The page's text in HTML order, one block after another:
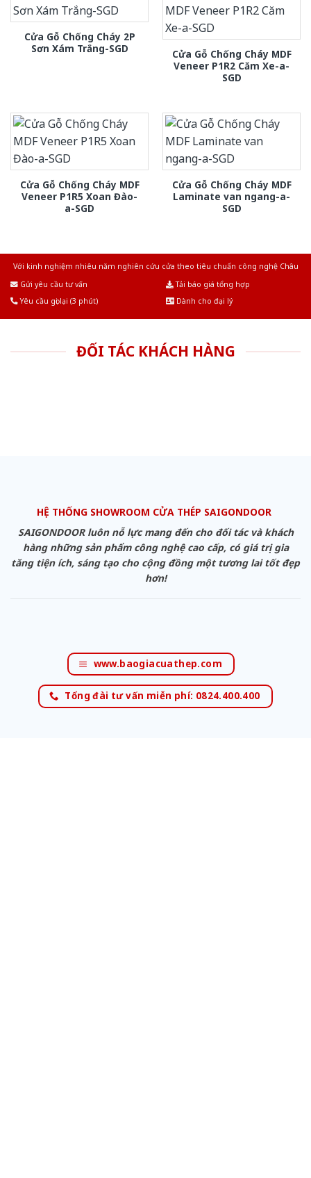
Cửa Gỗ Chống Cháy 2P
Sơn Xám Trắng-SGD
Cửa Gỗ Chống Cháy MDF
Veneer P1R2 Căm Xe-a-
SGD
Cửa Gỗ Chống Cháy MDF
Veneer P1R5 Xoan Đào-
a-SGD
Cửa Gỗ Chống Cháy MDF
Laminate van ngang-a-
SGD
Với kinh nghiệm nhiêu năm nghiên cứu cửa theo tiêu chuẩn công nghệ Châu
Gửi yêu cầu tư vấn
Tải báo giá tổng hợp
Yêu cầu gọi lại (3 phút)
Dành cho đại lý
ĐỐI TÁC KHÁCH HÀNG
HỆ THỐNG SHOWROOM CỬA THÉP SAIGONDOOR
SAIGONDOOR luôn nỗ lực mang đến cho đối tác và khách
hàng những sản phẩm công nghệ cao cấp, có giá trị gia
tăng tiện ích, sáng tạo cho cộng đồng một tương lai tốt đẹp
hơn!
www.baogiacuathep.com
Tổng đài tư vấn miễn phí: 0824.400.400